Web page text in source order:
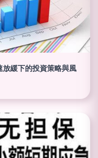
緩下的投資策略與風